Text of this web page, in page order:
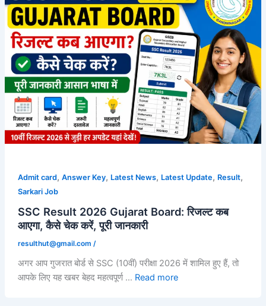
Admit card, Answer Key, Latest News, Latest Update, Result,
Sarkari Job
SSC Result 2026 Gujarat Board: रिजल्ट कब
आएगा, कैसे चेक करें, पूरी जानकारी
resulthut@gmail.com /
अगर आप गुजरात बोर्ड से SSC (10वीं) परीक्षा 2026 में शामिल हुए हैं, तो
आपके लिए यह खबर बेहद महत्वपूर्ण … Read more